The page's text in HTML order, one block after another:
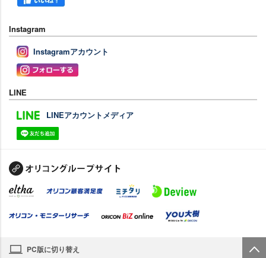
Instagram
Instagramアカウント
LINE
LINEアカウントメディア
PC版に切り替え